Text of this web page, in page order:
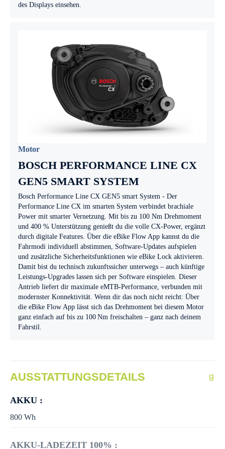
des Displays einsehen.
Motor
BOSCH PERFORMANCE LINE CX
GEN5 SMART SYSTEM
Bosch Performance Line CX GEN5 smart System - Der
Performance Line CX im smarten System verbindet brachiale
Power mit smarter Vernetzung. Mit bis zu 100 Nm Drehmoment
und 400 % Unterstützung genießt du die volle CX-Power, ergänzt
durch digitale Features. Über die eBike Flow App kannst du die
Fahrmodi individuell abstimmen, Software-Updates aufspielen
und zusätzliche Sicherheitsfunktionen wie eBike Lock aktivieren.
Damit bist du technisch zukunftssicher unterwegs – auch künftige
Leistungs-Upgrades lassen sich per Software einspielen. Dieser
Antrieb liefert dir maximale eMTB-Performance, verbunden mit
modernster Konnektivität. Wenn dir das noch nicht reicht: Über
die eBike Flow App lässt sich das Drehmoment bei diesem Motor
ganz einfach auf bis zu 100 Nm freischalten – ganz nach deinem
Fahrstil.
AUSSTATTUNGSDETAILS
AKKU :
800 Wh
AKKU-LADEZEIT 100% :